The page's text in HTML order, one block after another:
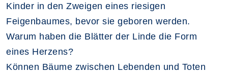
Kinder in den Zweigen eines riesigen
Feigenbaumes, bevor sie geboren werden.
Warum haben die Blätter der Linde die Form
eines Herzens?
Können Bäume zwischen Lebenden und Toten